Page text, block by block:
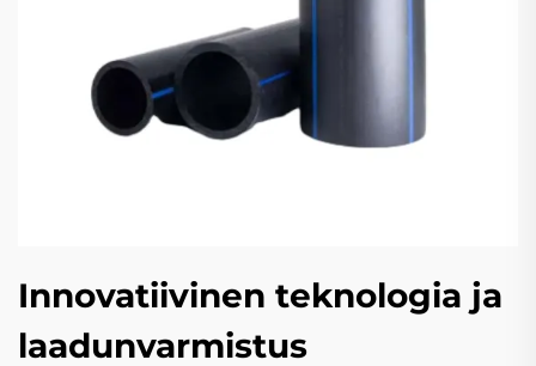
Innovatiivinen teknologia ja
laadunvarmistus